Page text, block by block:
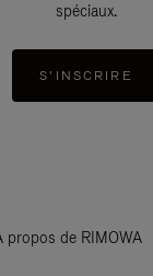
spéciaux.
S'INSCRIRE
propos de RIMOWA